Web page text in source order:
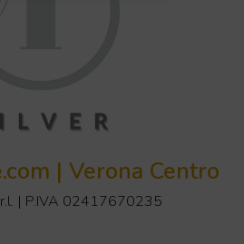
| Verona Centro
| P.IVA 02417670235